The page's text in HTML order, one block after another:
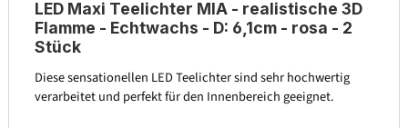
LED Maxi Teelichter MIA - realistische 3D
Flamme - Echtwachs - D: 6,1cm - rosa - 2
Stück
Diese sensationellen LED Teelichter sind sehr hochwertig
verarbeitet und perfekt für den Innenbereich geeignet.